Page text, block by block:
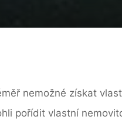
nemožné získat
pořídit vlastní